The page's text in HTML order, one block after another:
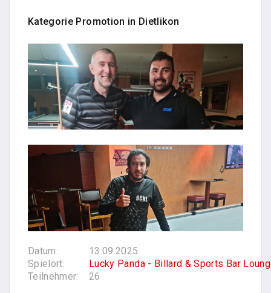
Kategorie Promotion in Dietlikon
Datum:
13.09.2025
Spielort:
Lucky Panda - Billard & Sports Bar
Teilnehmer:
26